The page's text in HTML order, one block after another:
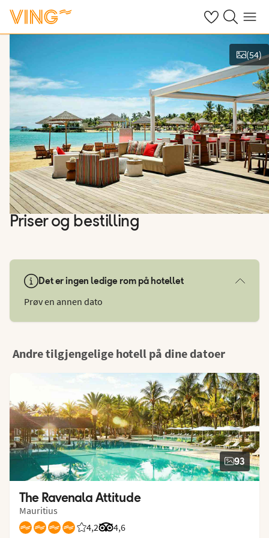
Se dine sparte
Søk påMeny
Vis bilder
(54)
Priser og bestilling
Det er ingen ledige rom på hotellet
Prøv en annen dato
Andre tilgjengelige hotell på dine datoer
93
The Ravenala Attitude
Mauritius
4,2
Vurdering fra Vings gjester: 4.189/5
4,6
Vurdering fra Tripadvisor: 4.6 of 5